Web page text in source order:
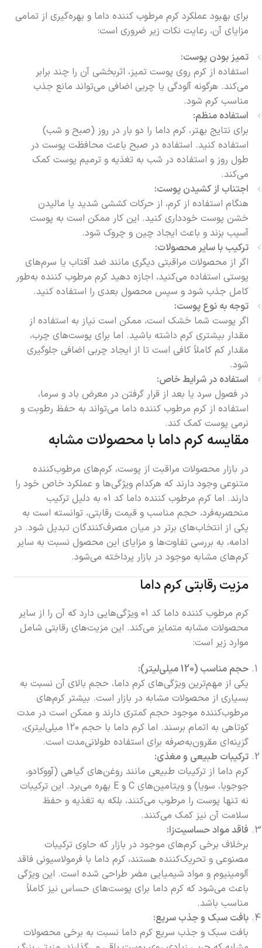
برای بهبود عملکرد کرم مرطوب کننده داما و بهره‌گیری از تمامی
مزایای آن، رعایت نکات زیر ضروری است:
تمیز بودن پوست:
استفاده از کرم روی پوست تمیز، اثربخشی آن را چند برابر
می‌کند. هرگونه آلودگی یا چربی اضافی می‌تواند مانع جذب
مناسب کرم شود.
استفاده منظم:
برای نتایج بهتر، کرم داما را دو بار در روز (صبح و شب)
استفاده کنید. استفاده در صبح باعث محافظت پوست در
طول روز و استفاده در شب به تغذیه و ترمیم پوست کمک
می‌کند.
اجتناب از کشیدن پوست:
هنگام استفاده از کرم، از حرکات کششی شدید یا مالیدن
خشن پوست خودداری کنید. این کار ممکن است به پوست
آسیب بزند و باعث ایجاد چین و چروک شود.
ترکیب با سایر محصولات:
اگر از محصولات مراقبتی دیگری مانند ضد آفتاب یا سرم‌های
پوستی استفاده می‌کنید، اجازه دهید کرم مرطوب کننده به‌طور
کامل جذب شود و سپس محصول بعدی را استفاده کنید.
توجه به نوع پوست:
اگر پوست شما خشک است، ممکن است نیاز به استفاده از
مقدار بیشتری کرم داشته باشید. اما برای پوست‌های چرب،
مقدار کم کاملاً کافی است تا از ایجاد چربی اضافی جلوگیری
شود.
استفاده در شرایط خاص:
در فصول سرد یا بعد از قرار گرفتن در معرض باد و سرما،
استفاده از کرم مرطوب کننده داما می‌تواند به حفظ رطوبت و
نرمی پوست کمک کند.
مقایسه کرم داما با محصولات مشابه
در بازار محصولات مراقبت از پوست، کرم‌های مرطوب‌کننده
متنوعی وجود دارند که هرکدام ویژگی‌ها و عملکرد خاص خود را
دارند. اما کرم مرطوب کننده داما کد 01 به دلیل ترکیب
منحصربه‌فرد، حجم مناسب و قیمت رقابتی، توانسته است به
یکی از انتخاب‌های برتر در میان مصرف‌کنندگان تبدیل شود. در
ادامه، به بررسی تفاوت‌ها و مزایای این محصول نسبت به سایر
کرم‌های مشابه موجود در بازار پرداخته می‌شود.
مزیت رقابتی کرم داما
کرم مرطوب کننده داما کد 01 ویژگی‌هایی دارد که آن را از سایر
محصولات مشابه متمایز می‌کند. این مزیت‌های رقابتی شامل
موارد زیر است:
حجم مناسب (120 میلی‌لیتر):
یکی از مهم‌ترین ویژگی‌های کرم داما، حجم بالای آن نسبت به
بسیاری از محصولات مشابه در بازار است. بیشتر کرم‌های
مرطوب‌کننده موجود حجم کمتری دارند و ممکن است در مدت
کوتاهی به اتمام برسند. اما کرم داما با حجم 120 میلی‌لیتری،
گزینه‌ای مقرون‌به‌صرفه برای استفاده طولانی‌مدت است.
ترکیبات طبیعی و مغذی:
کرم داما از ترکیبات طبیعی مانند روغن‌های گیاهی (آووکادو،
جوجوبا، سویا) و ویتامین‌های C و E بهره می‌برد. این ترکیبات
نه تنها پوست را مرطوب می‌کنند، بلکه به تغذیه و حفظ
سلامت آن نیز کمک می‌کنند.
فاقد مواد حساسیت‌زا:
برخلاف برخی کرم‌های موجود در بازار که حاوی ترکیبات
مصنوعی و تحریک‌کننده هستند، کرم داما با فرمولاسیونی فاقد
آلومینیوم و مواد شیمیایی مضر طراحی شده است. این ویژگی
باعث می‌شود که کرم داما برای پوست‌های حساس نیز کاملاً
مناسب باشد.
بافت سبک و جذب سریع:
بافت سبک و جذب سریع کرم داما نسبت به برخی محصولات